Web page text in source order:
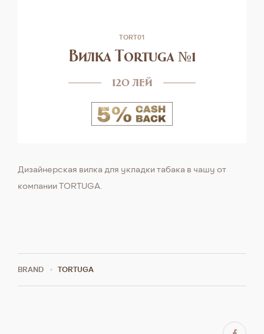
TORT01
Вилка Tortuga №1
120 лей
Дизайнерская вилка для укладки табака в чашу от
компании TORTUGA.
BRAND TORTUGA